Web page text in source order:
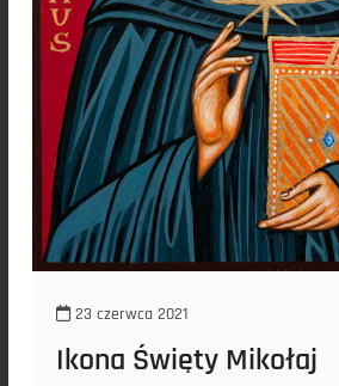
23 czerwca 2021
Ikona Święty Mikołaj